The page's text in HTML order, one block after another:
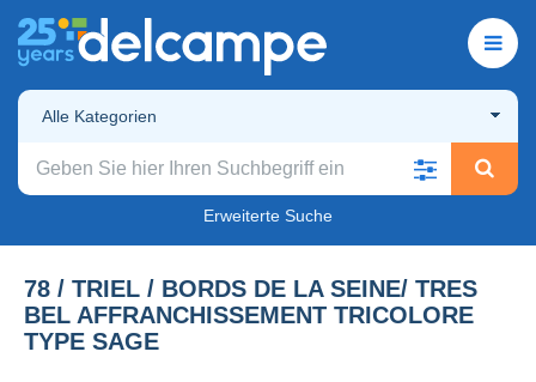
Alle Kategorien
Erweiterte Suche
78 / TRIEL / BORDS DE LA SEINE/ TRES
BEL AFFRANCHISSEMENT TRICOLORE
TYPE SAGE